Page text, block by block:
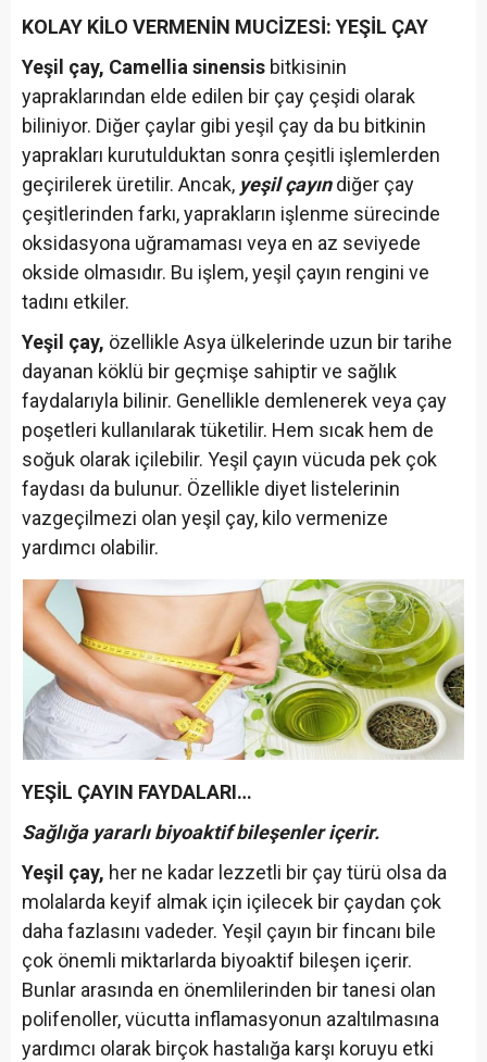
KOLAY KİLO VERMENİN MUCİZESİ: YEŞİL ÇAY
Yeşil çay, Camellia sinensis bitkisinin
yapraklarından elde edilen bir çay çeşidi olarak
biliniyor. Diğer çaylar gibi yeşil çay da bu bitkinin
yaprakları kurutulduktan sonra çeşitli işlemlerden
geçirilerek üretilir. Ancak, yeşil çayındiğer çay
çeşitlerinden farkı, yaprakların işlenme sürecinde
oksidasyona uğramaması veya en az seviyede
okside olmasıdır. Bu işlem, yeşil çayın rengini ve
tadını etkiler.
Yeşil çay, özellikle Asya ülkelerinde uzun bir tarihe
dayanan köklü bir geçmişe sahiptir ve sağlık
faydalarıyla bilinir. Genellikle demlenerek veya çay
poşetleri kullanılarak tüketilir. Hem sıcak hem de
soğuk olarak içilebilir. Yeşil çayın vücuda pek çok
faydası da bulunur. Özellikle diyet listelerinin
vazgeçilmezi olan yeşil çay, kilo vermenize
yardımcı olabilir.
YEŞİL ÇAYIN FAYDALARI…
Sağlığa yararlı biyoaktif bileşenler içerir.
Yeşil çay, her ne kadar lezzetli bir çay türü olsa da
molalarda keyif almak için içilecek bir çaydan çok
daha fazlasını vadeder. Yeşil çayın bir fincanı bile
çok önemli miktarlarda biyoaktif bileşen içerir.
Bunlar arasında en önemlilerinden bir tanesi olan
polifenoller, vücutta inflamasyonun azaltılmasına
yardımcı olarak birçok hastalığa karşı koruyu etki